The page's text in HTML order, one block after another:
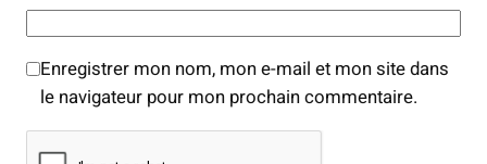
Enregistrer mon nom, mon e-mail et mon site dans
le navigateur pour mon prochain commentaire.